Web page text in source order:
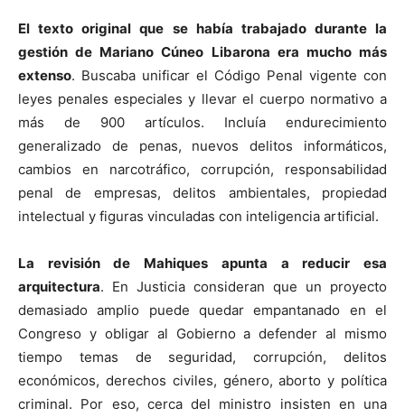
El texto original que se había trabajado durante la
gestión de Mariano Cúneo Libarona era mucho más
extenso. Buscaba unificar el Código Penal vigente con
leyes penales especiales y llevar el cuerpo normativo a
más de 900 artículos. Incluía endurecimiento
generalizado de penas, nuevos delitos informáticos,
cambios en narcotráfico, corrupción, responsabilidad
penal de empresas, delitos ambientales, propiedad
intelectual y figuras vinculadas con inteligencia artificial.
La revisión de Mahiques apunta a reducir esa
arquitectura. En Justicia consideran que un proyecto
demasiado amplio puede quedar empantanado en el
Congreso y obligar al Gobierno a defender al mismo
tiempo temas de seguridad, corrupción, delitos
económicos, derechos civiles, género, aborto y política
criminal. Por eso, cerca del ministro insisten en una